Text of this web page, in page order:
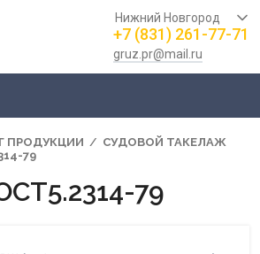
Нижний Новгород
+7 (831) 261-77-71
gruz.pr@mail.ru
ПРОДУКЦИИ
СУДОВОЙ ТАКЕЛАЖ
79
79